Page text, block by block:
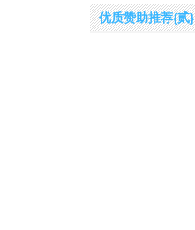
优质赞助推荐{贰}